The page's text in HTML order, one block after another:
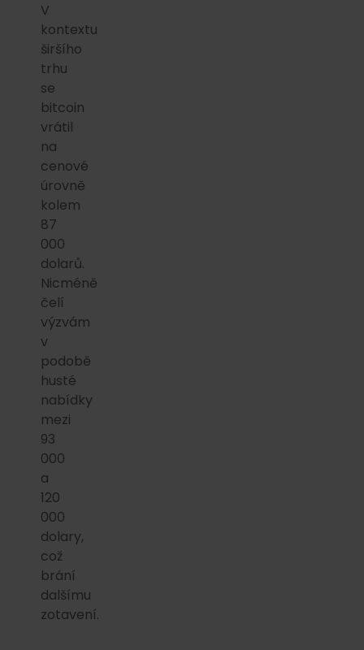
V
kontextu
širšího
trhu
se
bitcoin
vrátil
na
cenové
úrovně
kolem
87
000
dolarů.
Nicméně
čelí
výzvám
v
podobě
husté
nabídky
mezi
93
000
a
120
000
dolary,
což
brání
dalšímu
zotavení.